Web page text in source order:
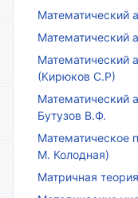
Математический
Математический
Математический
(Кирюков С.Р)
Математический
Бутузов В.Ф.
Математическое
М. Колодная)
Матричная теория